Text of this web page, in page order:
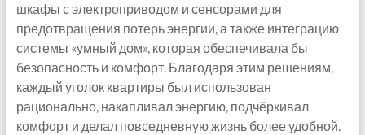
шкафы с электроприводом и сенсорами для
предотвращения потерь энергии, а также интеграцию
системы «умный дом», которая обеспечивала бы
безопасность и комфорт. Благодаря этим решениям,
каждый уголок квартиры был использован
рационально, накапливал энергию, подчёркивал
комфорт и делал повседневную жизнь более удобной.